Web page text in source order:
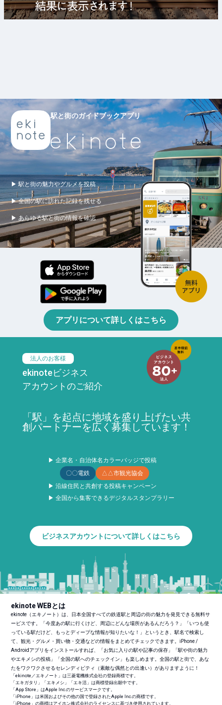
駅と街のガイドブックアプリ
▶ 駅と街の魅力やグルメを投稿
▶ 全国の駅に訪れた記録を残せる
▶ あらゆる駅と街の情報を確認
アプリについて詳しくはこちら
法人のお客様
ekinoteビジネス
アカウントのご紹介
「駅」を起点に地域を盛り上げたい共
創パートナーを広く募集しています！
▶ 企業名・自治体名カラーバッジで投稿
〇〇電鉄
△△市観光協会
▶ 沿線住民と共創する投稿キャンペーン
▶ 全国から集客できるデジタルスタンプラリー
ビジネスアカウントについて詳しくはこちら
ekinote WEBとは
ekinote（エキノート）は、日本全国すべての鉄道駅と周辺の街の魅力を発見できる無料サ
ービスです。「今度あの駅に行くけど、周辺にどんな場所があるんだろう？」「いつも使
っている駅だけど、もっとディープな情報が知りたいな！」というとき、駅名で検索し
て、観光・グルメ・買い物・交通などの情報をまとめてチェックできます。iPhone /
Androidアプリをインストールすれば、「お気に入りの駅や記事の保存」「駅や街の魅力
やエキメシの投稿」「全国の駅へのチェックイン」も楽しめます。全国の駅と街で、あな
たをワクワクさせるセレンディピティ（素敵な偶然との出逢い）がありますように！
「ekinote／エキノート」は三菱電機株式会社の登録商標です。
「エキガタリ」「エキメシ」「エキ活」は商標登録出願中です。
「App Store」はApple Inc.のサービスマークです。
「iPhone」は米国およびその他の国で登録されたApple Inc.の商標です。
「iPhone」の商標はアイホン株式会社のライセンスに基づき使用されています。